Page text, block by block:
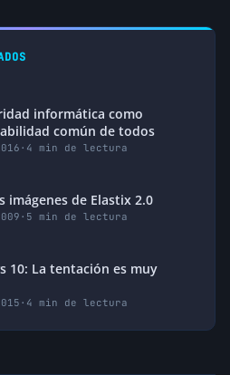
informática como
común de todos
· 4 min de lectura
imágenes de Elastix 2.0
· 5 min de lectura
10: La tentación es muy
· 4 min de lectura